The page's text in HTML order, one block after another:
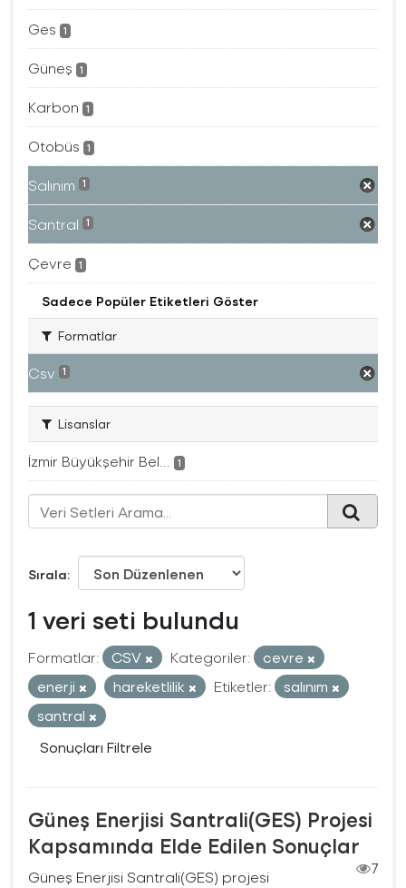
Ges 1
Güneş 1
Karbon 1
Otobüs 1
Salınım 1
Santral 1
Çevre 1
Sadece Popüler Etiketleri Göster
Formatlar
Csv 1
Lisanslar
İzmir Büyükşehir Bel... 1
Sırala
1 veri seti bulundu
Formatlar: CSV Kategoriler:
cevre
enerji
hareketlilik Etiketler:
salınım
santral
Sonuçları Filtrele
Güneş Enerjisi Santrali(GES) Projesi
Kapsamında Elde Edilen Sonuçlar
7
Güneş Enerjisi Santrali(GES) projesi